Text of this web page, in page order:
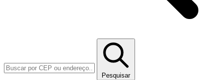
Pesquisar